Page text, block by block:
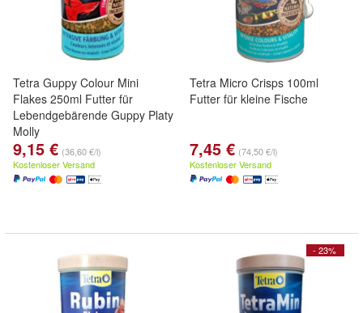
Tetra Guppy Colour Mini
Flakes 250ml Futter für
Lebendgebärende Guppy Platy
Molly
9,15 € (36,60 €/l)
Kostenloser Versand
Tetra Micro Crisps 100ml
Futter für kleine Fische
7,45 € (74,50 €/l)
Kostenloser Versand
- 23%